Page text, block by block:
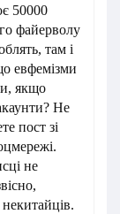
50000
файерволу
там і
евфемізми
якщо
Не
пост зі
не